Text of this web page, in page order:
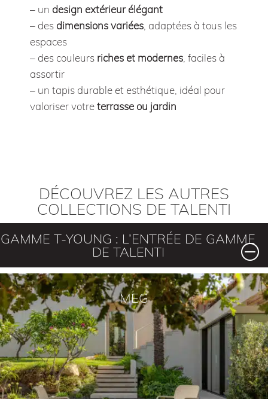
– un design extérieur élégant
– des dimensions variées , adaptées à tous les
espaces
– des couleurs riches et modernes , faciles à
assortir
– un tapis durable et esthétique, idéal pour
valoriser votreterrasse ou jardin
DÉCOUVREZ LES AUTRES
COLLECTIONS DE TALENTI
GAMME T-YOUNG : L’ENTRÉE DE GAMME
DE TALENTI
MEG